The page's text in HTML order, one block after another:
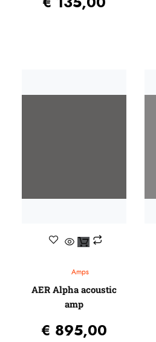
Amps
AER Alpha acoustic
amp
€ 895,00